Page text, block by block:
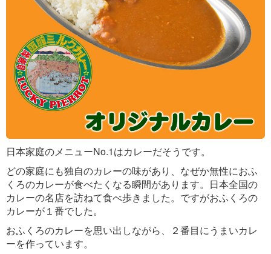
日本家庭のメニューNo.1はカレーだそうです。
どの家庭にも独自のカレーの味があり、なぜか無性におふ
くろのカレーが食べたくなる瞬間があります。日本全国の
カレーの名店を訪ねて食べ歩きました。ですがおふくろの
カレーが１番でした。
おふくろのカレーを思い出しながら、２番目にうまいカレ
ーを作っています。